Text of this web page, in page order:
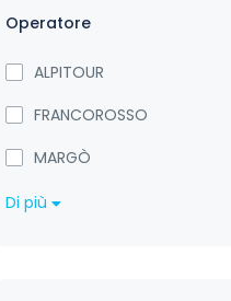
Operatore
ALPITOUR
FRANCOROSSO
MARGÒ
Di più